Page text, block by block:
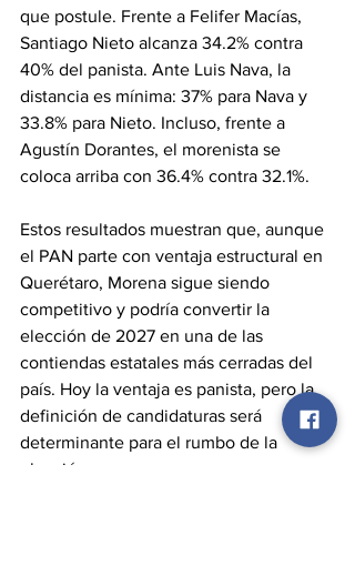
que postule. Frente a Felifer Macías,
Santiago Nieto alcanza 34.2% contra
40% del panista. Ante Luis Nava, la
distancia es mínima: 37% para Nava y
33.8% para Nieto. Incluso, frente a
Agustín Dorantes, el morenista se
coloca arriba con 36.4% contra 32.1%.
Estos resultados muestran que, aunque
el PAN parte con ventaja estructural en
Querétaro, Morena sigue siendo
competitivo y podría convertir la
elección de 2027 en una de las
contiendas estatales más cerradas del
país. Hoy la ventaja es panista, pero la
definición de candidaturas será
determinante para el rumbo de la
elección.